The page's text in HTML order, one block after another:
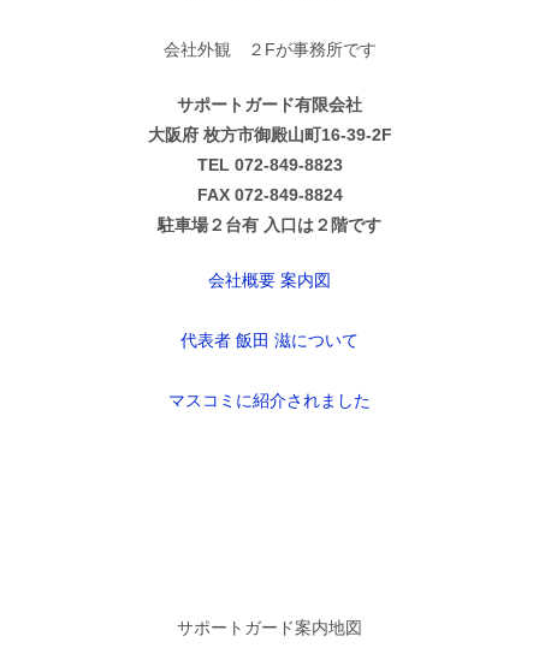
会社外観 ２Fが事務所です
サポートガード有限会社
大阪府 枚方市御殿山町16-39-2F
TEL 072-849-8823
FAX 072-849-8824
駐車場２台有 入口は２階です
会社概要 案内図
代表者 飯田 滋について
マスコミに紹介されました
サポートガード案内地図